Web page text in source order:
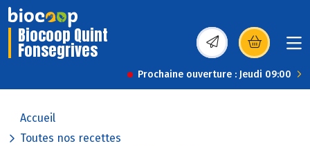
Biocoop Quint
Fonsegrives (s’ouvre dans une
Prochaine ouverture : Jeudi 09:00
Accueil
Toutes nos recettes